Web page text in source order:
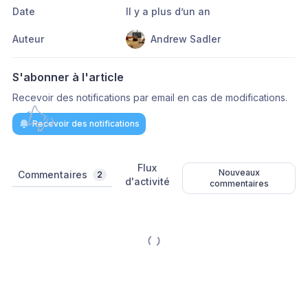
Date Il y a plus d’un an
Auteur Andrew Sadler
S'abonner à l'article
Recevoir des notifications par email en cas de modifications.
Recevoir des notifications
Commentaires 2
Flux
d'activité
Nouveaux
commentaires